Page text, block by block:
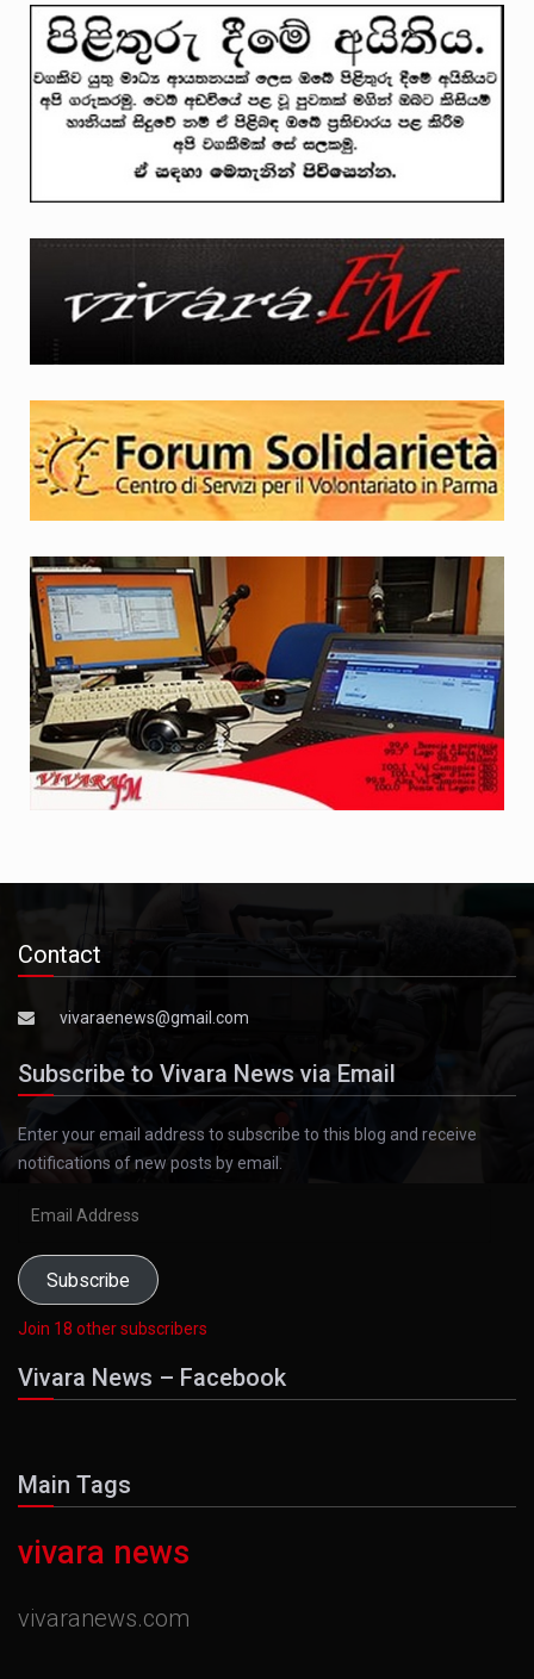
Contact
vivaraenews@gmail.com
Subscribe to Vivara News via Email
Enter your email address to subscribe to this blog and receive
notifications of new posts by email.
Subscribe
Join 18 other subscribers
Vivara News – Facebook
Main Tags
vivara news
vivaranews.com